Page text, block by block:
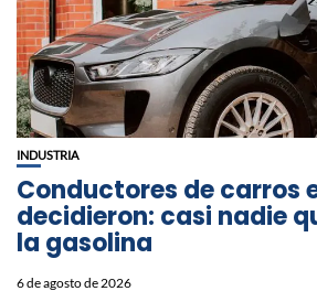
INDUSTRIA
Conductores de carros
decidieron: casi nadie
la gasolina
6 de agosto de 2026